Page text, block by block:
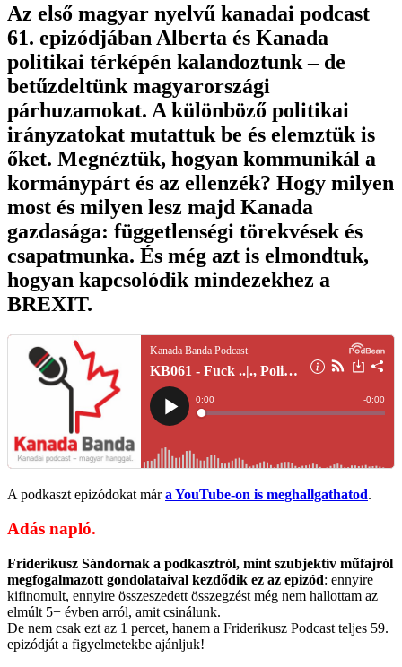
Az első magyar nyelvű kanadai podcast
61. epizódjában Alberta és Kanada
politikai térképén kalandoztunk – de
betűzdeltünk magyarországi
párhuzamokat. A különböző politikai
irányzatokat mutattuk be és elemztük is
őket. Megnéztük, hogyan kommunikál a
kormánypárt és az ellenzék? Hogy milyen
most és milyen lesz majd Kanada
gazdasága: függetlenségi törekvések és
csapatmunka. És még azt is elmondtuk,
hogyan kapcsolódik mindezekhez a
BREXIT.
A podkaszt epizódokat mára YouTube-on is meghallgathatod.
Adás napló.
Friderikusz Sándornak a podkasztról, mint szubjektív műfajról
megfogalmazott gondolataival kezdődik ez az epizód: ennyire
kifinomult, ennyire összeszedett összegzést még nem hallottam az
elmúlt 5+ évben arról, amit csinálunk.
De nem csak ezt az 1 percet, hanem a Friderikusz Podcast teljes 59.
epizódját a figyelmetekbe ajánljuk!